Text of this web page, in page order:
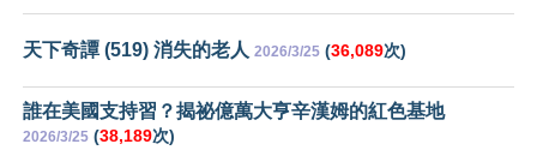
天下奇譚 (519) 消失的老人 2026/3/25 (36,089次)
誰在美國支持習？揭祕億萬大亨辛漢姆的紅色基地
2026/3/25 (38,189次)